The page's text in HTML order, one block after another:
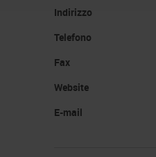
Indirizzo
Telefono
Fax
Website
E-mail